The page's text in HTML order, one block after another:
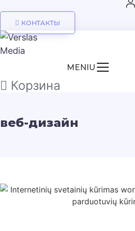
КОНТАКТЫ
MENIU
Корзина
веб-дизайн